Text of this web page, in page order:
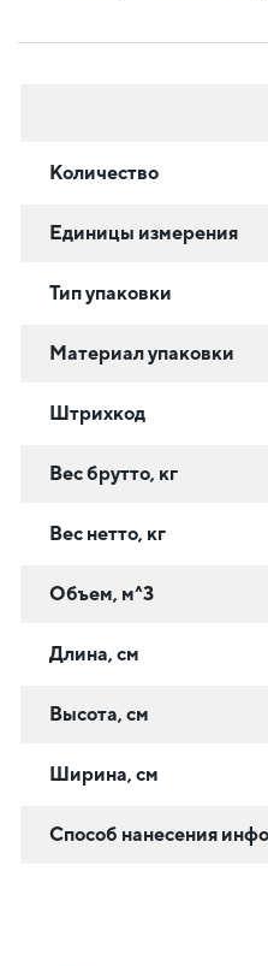
Количество
Единицы измерения
Тип упаковки
Материал упаковки
Штрихкод
Вес брутто, кг
Вес нетто, кг
Объем, м^3
Длина, см
Высота, см
Ширина, см
Способ нанесения